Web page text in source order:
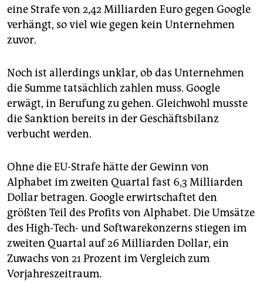
eine Strafe von 2,42 Milliarden Euro gegen Google
verhängt, so viel wie gegen kein Unternehmen
zuvor.
Noch ist allerdings unklar, ob das Unternehmen
die Summe tatsächlich zahlen muss. Google
erwägt, in Berufung zu gehen. Gleichwohl musste
die Sanktion bereits in der Geschäftsbilanz
verbucht werden.
Ohne die EU-Strafe hätte der Gewinn von
Alphabet im zweiten Quartal fast 6,3 Milliarden
Dollar betragen. Google erwirtschaftet den
größten Teil des Profits von Alphabet. Die Umsätze
des High-Tech- und Softwarekonzerns stiegen im
zweiten Quartal auf 26 Milliarden Dollar, ein
Zuwachs von 21 Prozent im Vergleich zum
Vorjahreszeitraum.